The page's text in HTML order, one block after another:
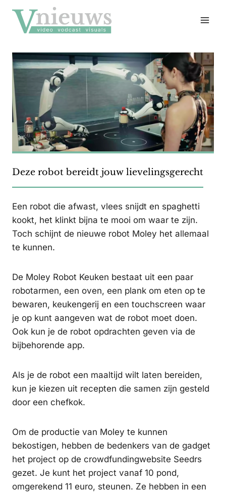
naar
inhoud
Deze robot bereidt jouw lievelingsgerecht
Een robot die afwast, vlees snijdt en spaghetti
kookt, het klinkt bijna te mooi om waar te zijn.
Toch schijnt de nieuwe robot Moley het allemaal
te kunnen.
De Moley Robot Keuken bestaat uit een paar
robotarmen, een oven, een plank om eten op te
bewaren, keukengerij en een touchscreen waar
je op kunt aangeven wat de robot moet doen.
Ook kun je de robot opdrachten geven via de
bijbehorende app.
Als je de robot een maaltijd wilt laten bereiden,
kun je kiezen uit recepten die samen zijn gesteld
door een chefkok.
Om de productie van Moley te kunnen
bekostigen, hebben de bedenkers van de gadget
het project op de crowdfundingwebsite Seedrs
gezet. Je kunt het project vanaf 10 pond,
omgerekend 11 euro, steunen. Ze hebben in een